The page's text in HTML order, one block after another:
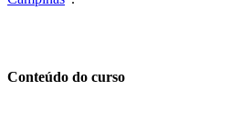
Conteúdo do curso